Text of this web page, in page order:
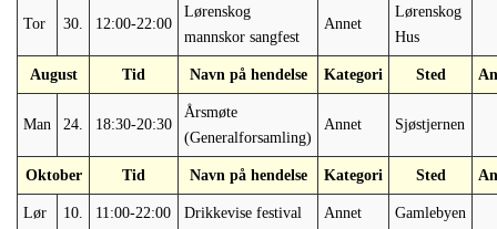
Tor 30. 12:00-22:00
Lørenskog
mannskor sangfest
Annet
Lørenskog
Hus
August Tid Navn på hendelse Kategori Sted
Man 24. 18:30-20:30
Årsmøte
(Generalforsamling)
Annet Sjøstjernen
Oktober Tid Navn på hendelse Kategori Sted
Lør 10. 11:00-22:00 Drikkevise festival Annet Gamlebyen